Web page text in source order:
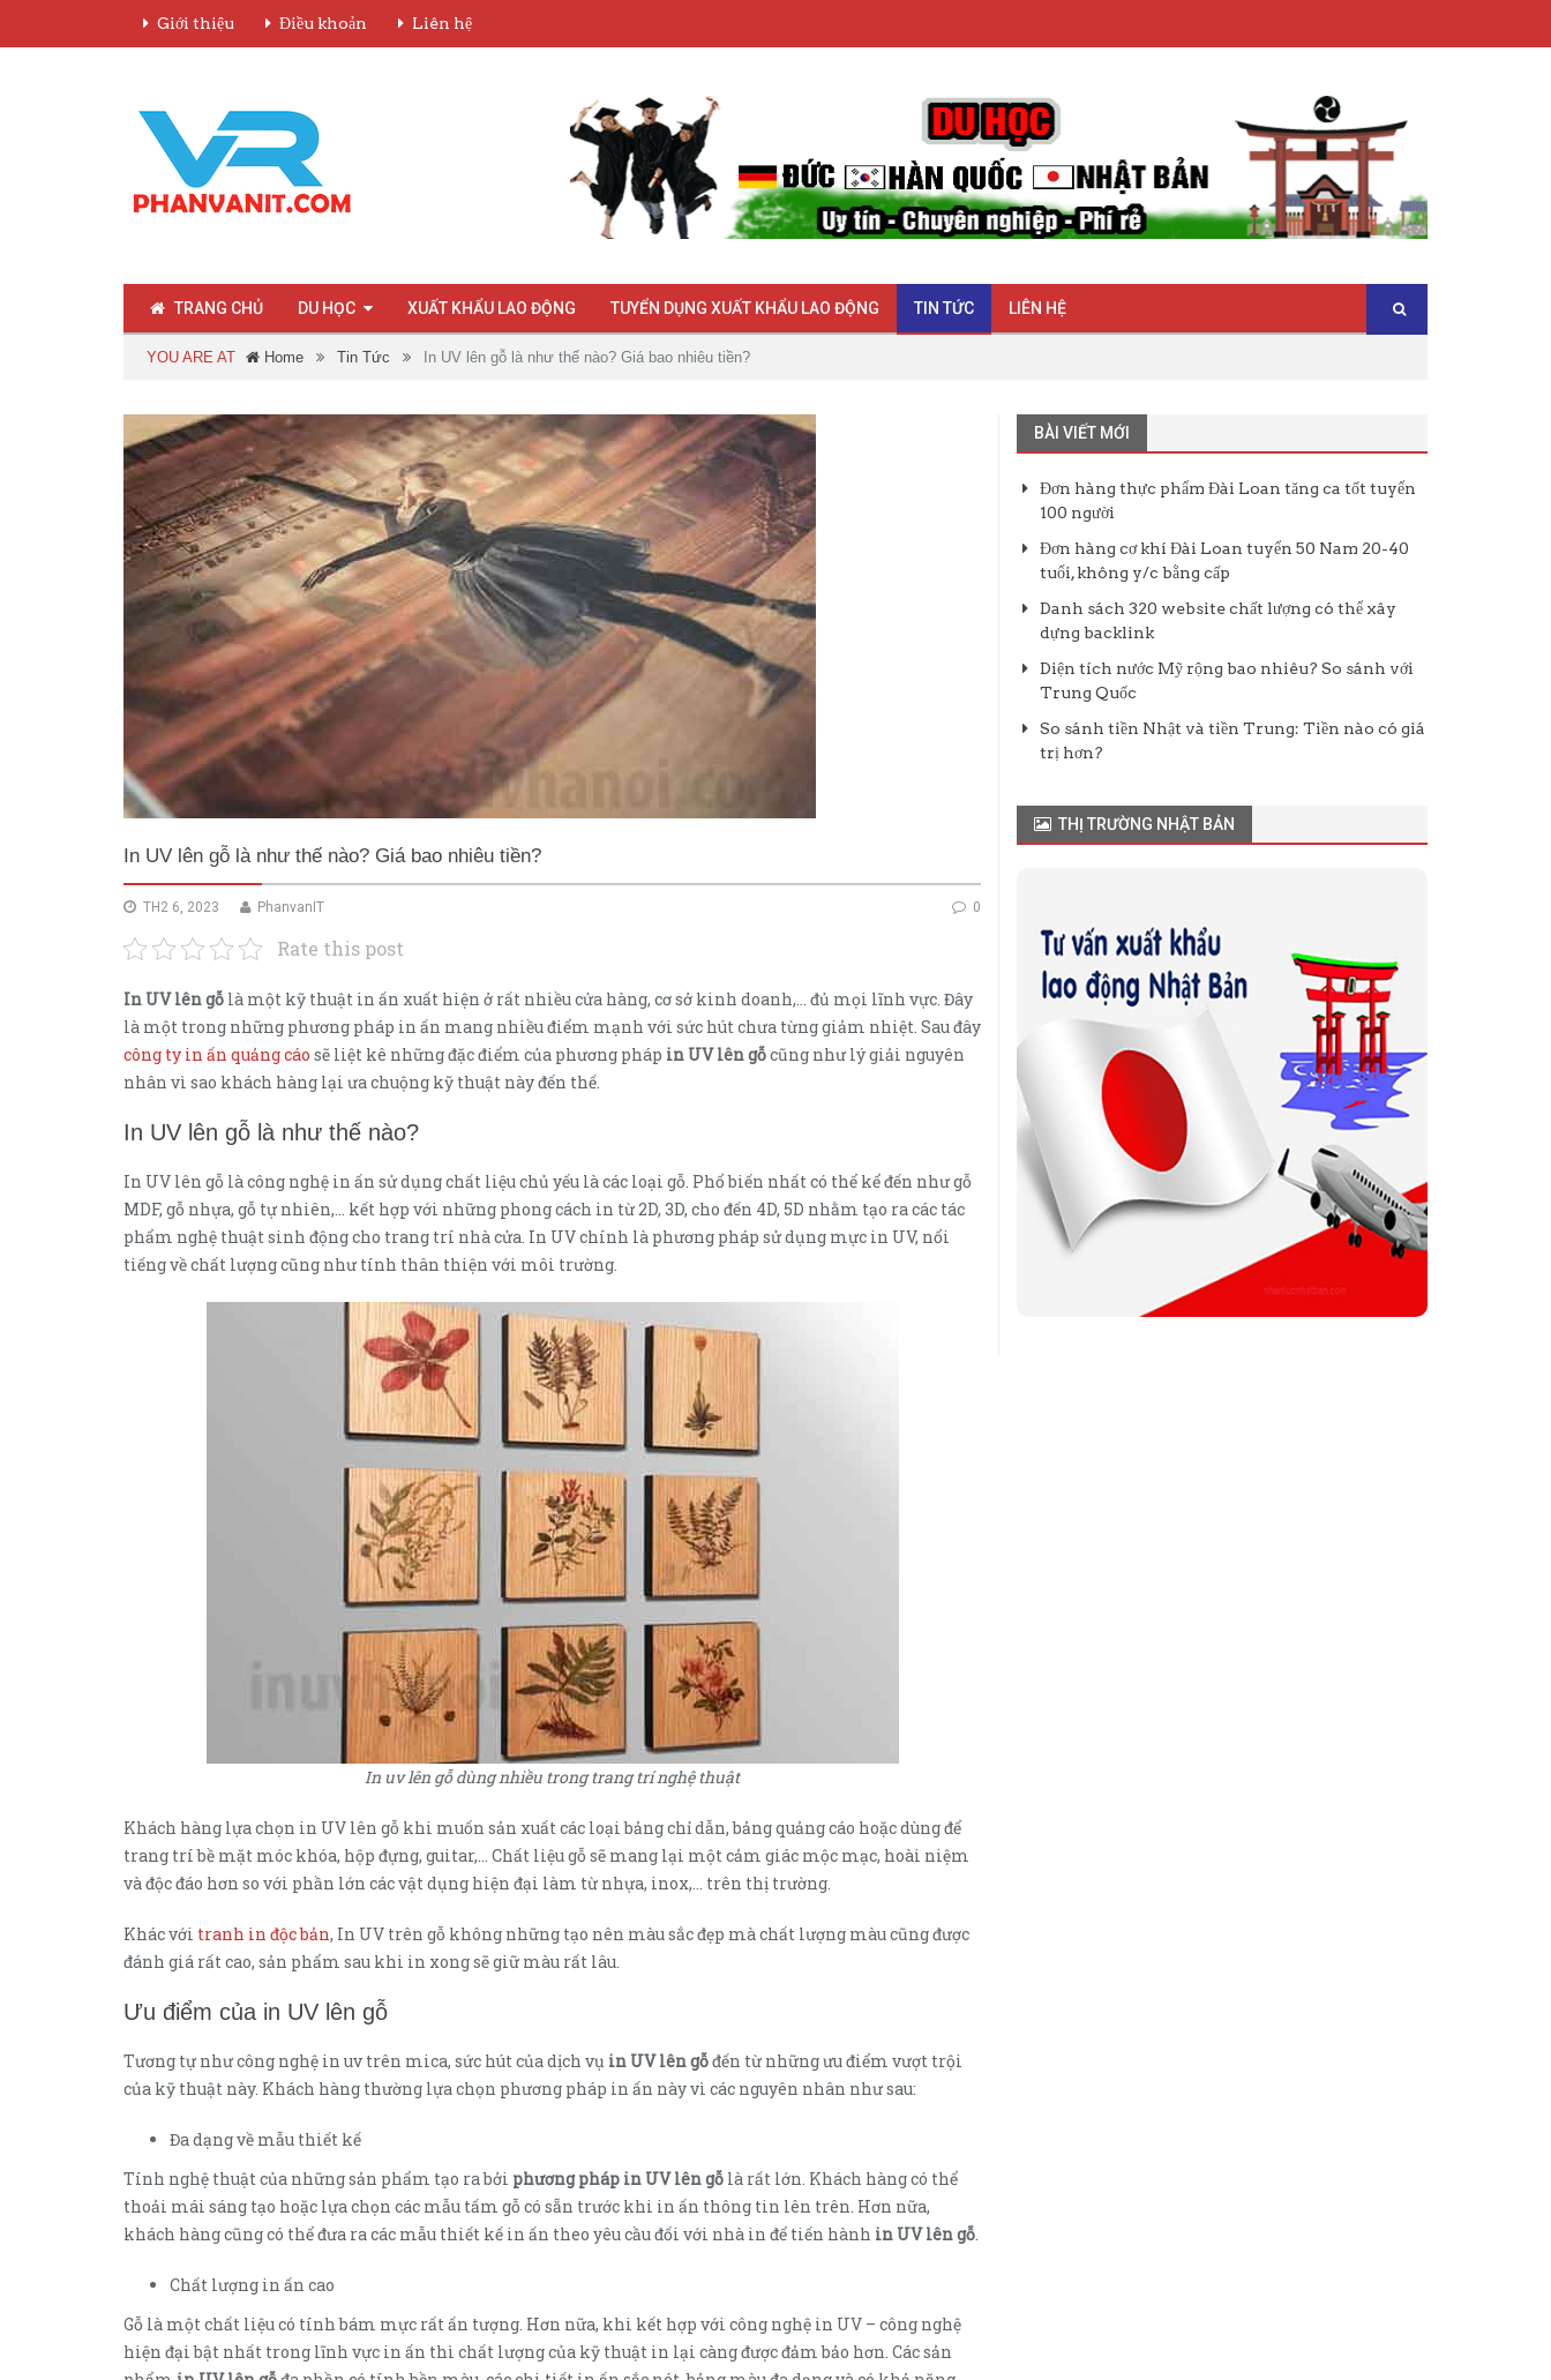
Giới thiệu Điều khoản Liên hệ
TRANG CHỦ DU HỌC XUẤT KHẨU LAO ĐỘNG TUYỂN DỤNG XUẤT KHẨU LAO ĐỘNG TIN TỨC LIÊN HỆ
YOU ARE AT Home Tin Tức In UV lên gỗ là như thế nào? Giá bao nhiêu tiền?
In UV lên gỗ là như thế nào? Giá bao nhiêu tiền?
TH2 6, 2023 0
PhanvanIT
Rate this post
In UV lên gỗ là một kỹ thuật in ấn xuất hiện ở rất nhiều cửa hàng, cơ sở kinh doanh,… đủ mọi lĩnh vực. Đây
là một trong những phương pháp in ấn mang nhiều điểm mạnh với sức hút chưa từng giảm nhiệt. Sau đây
công ty in ấn quảng cáo sẽ liệt kê những đặc điểm của phương pháp in UV lên gỗcũng như lý giải nguyên
nhân vì sao khách hàng lại ưa chuộng kỹ thuật này đến thế.
In UV lên gỗ là như thế nào?
In UV lên gỗ là công nghệ in ấn sử dụng chất liệu chủ yếu là các loại gỗ. Phổ biến nhất có thể kể đến như gỗ
MDF, gỗ nhựa, gỗ tự nhiên,… kết hợp với những phong cách in từ 2D, 3D, cho đến 4D, 5D nhằm tạo ra các tác
phẩm nghệ thuật sinh động cho trang trí nhà cửa. In UV chính là phương pháp sử dụng mực in UV, nổi
tiếng về chất lượng cũng như tính thân thiện với môi trường.
In uv lên gỗ dùng nhiều trong trang trí nghệ thuật
Khách hàng lựa chọn in UV lên gỗ khi muốn sản xuất các loại bảng chỉ dẫn, bảng quảng cáo hoặc dùng để
trang trí bề mặt móc khóa, hộp đựng, guitar,… Chất liệu gỗ sẽ mang lại một cảm giác mộc mạc, hoài niệm
và độc đáo hơn so với phần lớn các vật dụng hiện đại làm từ nhựa, inox,… trên thị trường.
Khác với tranh in độc bản, In UV trên gỗ không những tạo nên màu sắc đẹp mà chất lượng màu cũng được
đánh giá rất cao, sản phẩm sau khi in xong sẽ giữ màu rất lâu.
Ưu điểm của in UV lên gỗ
Tương tự như công nghệ in uv trên mica, sức hút của dịch vụ in UV lên gỗđến từ những ưu điểm vượt trội
của kỹ thuật này. Khách hàng thường lựa chọn phương pháp in ấn này vì các nguyên nhân như sau:
Đa dạng về mẫu thiết kế
Tính nghệ thuật của những sản phẩm tạo ra bởi phương pháp in UV lên gỗ là rất lớn. Khách hàng có thể
thoải mái sáng tạo hoặc lựa chọn các mẫu tấm gỗ có sẵn trước khi in ấn thông tin lên trên. Hơn nữa,
khách hàng cũng có thể đưa ra các mẫu thiết kế in ấn theo yêu cầu đối với nhà in để tiến hành in UV lên gỗ.
Chất lượng in ấn cao
Gỗ là một chất liệu có tính bám mực rất ấn tượng. Hơn nữa, khi kết hợp với công nghệ in UV – công nghệ
hiện đại bật nhất trong lĩnh vực in ấn thì chất lượng của kỹ thuật in lại càng được đảm bảo hơn. Các sản
BÀI VIẾT MỚI
Đơn hàng thực phẩm Đài Loan tăng ca tốt tuyển
100 người
Đơn hàng cơ khí Đài Loan tuyển 50 Nam 20-40
tuổi, không y/c bằng cấp
Danh sách 320 website chất lượng có thể xây
dựng backlink
Diện tích nước Mỹ rộng bao nhiêu? So sánh với
Trung Quốc
So sánh tiền Nhật và tiền Trung: Tiền nào có giá
trị hơn?
THỊ TRƯỜNG NHẬT BẢN